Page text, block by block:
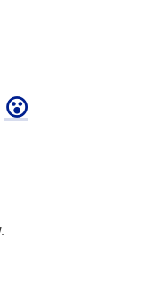
😮